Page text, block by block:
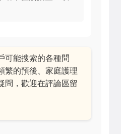
可能搜索的各種問
繁的預後、家庭護理
問，歡迎在評論區留